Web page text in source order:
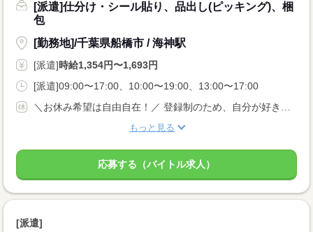
[派遣]仕分け・シール貼り、品出し(ピッキング)、梱
包
[勤務地]/千葉県船橋市 / 海神駅
[派遣]時給1,354円〜1,693円
[派遣]09:00〜17:00、10:00〜19:00、13:00〜17:00
もっと見る
応募する（バイトル求人）
[派遣]